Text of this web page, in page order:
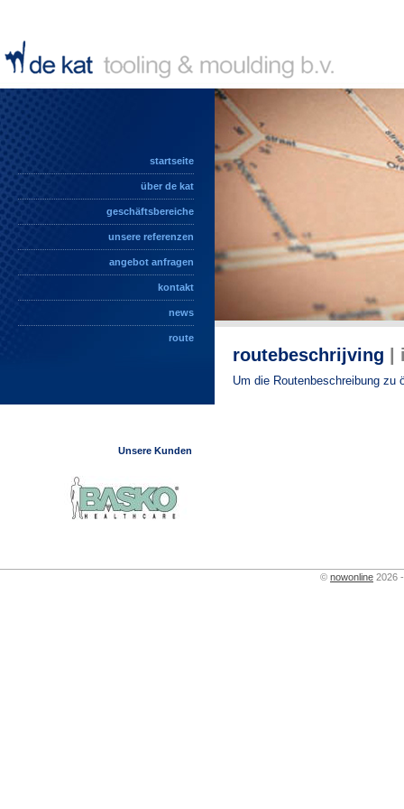
startseite
über de kat
geschäftsbereiche
unsere referenzen
angebot anfragen
kontakt
news
route
Unsere Kunden
routebeschrijving |
Um die Routenbeschreibung
© nowonline 2026